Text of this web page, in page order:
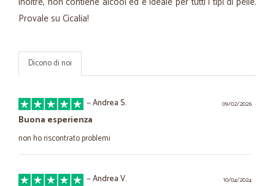
Provale su Cicalia!
Dicono di noi
09/02/2026
—Andrea S.
Buona esperienza
non ho riscontrato problemi
10/04/2024
—Andrea V.